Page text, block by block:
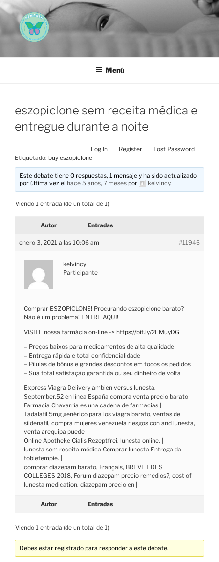
Saltar
al
contenido
AEMAREH
Menú
eszopiclone sem receita médica e
entregue durante a noite
Log In Register
Lost Password
Etiquetado: buy eszopiclone
Este debate tiene 0 respuestas, 1 mensaje y ha sido actualizado
por última vez el hace 5 años, 7 meses por kelvincy.
Viendo 1 entrada (de un total de 1)
Autor Entradas
enero 3, 2021 a las 10:06 am #11946
kelvincy
Participante
Comprar ESZOPICLONE! Procurando eszopiclone barato?
Não é um problema! ENTRE AQUI!
VISITE nossa farmácia on-line -> https://bit.ly/2EMuyDG
– Preços baixos para medicamentos de alta qualidade
– Entrega rápida e total confidencialidade
– Pílulas de bônus e grandes descontos em todos os pedidos
– Sua total satisfação garantida ou seu dinheiro de volta
Express Viagra Delivery ambien versus lunesta.
September.52 en línea España compra venta precio barato
Farmacia Chavarría es una cadena de farmacias |
Tadalafil 5mg genérico para los viagra barato, ventas de
sildenafil, compra mujeres venezuela riesgos con and lunesta,
venta arequipa puede |
Online Apotheke Cialis Rezeptfrei. lunesta online. |
lunesta sem receita médica Comprar lunesta Entrega da
tobietempie. |
comprar diazepam barato, Français, BREVET DES
COLLEGES 2018, Forum diazepam precio remedios?, cost of
lunesta medication. diazepam precio en |
Autor Entradas
Viendo 1 entrada (de un total de 1)
Debes estar registrado para responder a este debate.